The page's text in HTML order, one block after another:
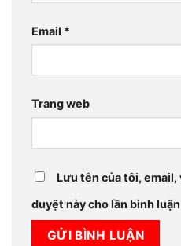
Email *
Trang web
Lưu tên của tôi,
duyệt này cho lần bình